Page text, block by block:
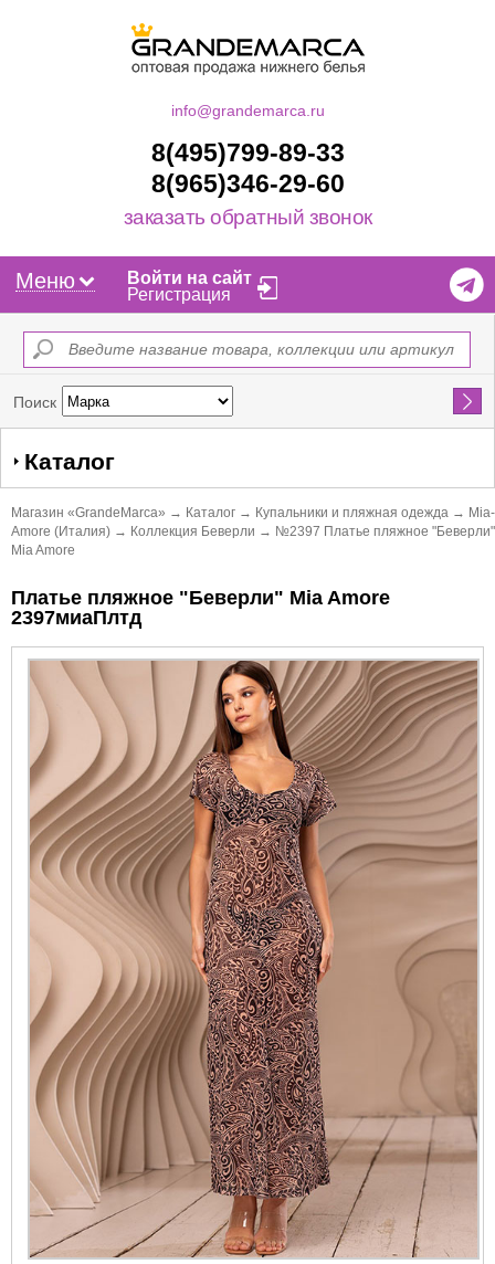
info@grandemarca.ru
8(495)799-89-33
8(965)346-29-60
заказать обратный звонок
Меню
Войти на сайт
Регистрация
Поиск Найти
Каталог
Магазин «GrandeMarca» → Каталог → Купальники и пляжная одежда → Mia-
Amore (Италия) → Коллекция Беверли → №2397 Платье пляжное "Беверли"
Mia Amore
Платье пляжное "Беверли" Mia Amore
2397миаПлтд